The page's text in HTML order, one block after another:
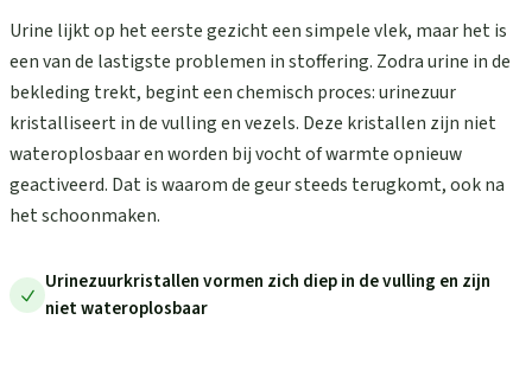
Urine lijkt op het eerste gezicht een simpele vlek, maar het is
een van de lastigste problemen in stoffering. Zodra urine in de
bekleding trekt, begint een chemisch proces: urinezuur
kristalliseert in de vulling en vezels. Deze kristallen zijn niet
wateroplosbaar en worden bij vocht of warmte opnieuw
geactiveerd. Dat is waarom de geur steeds terugkomt, ook na
het schoonmaken.
Urinezuurkristallen vormen zich diep in de vulling en zijn
niet wateroplosbaar